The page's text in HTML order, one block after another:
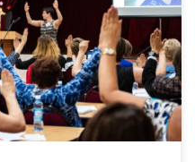
для престарелых и
по вопросам в области